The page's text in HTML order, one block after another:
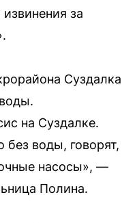
за
Суздалка
на Суздалке.
без воды, говорят,
насосы», —
Полина.